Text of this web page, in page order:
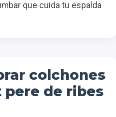
que cuida tu espalda
colchones
pere de ribes